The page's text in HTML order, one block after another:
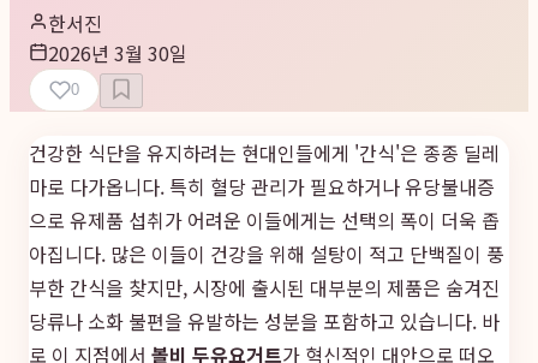
한서진
2026년 3월 30일
0
건강한 식단을 유지하려는 현대인들에게 '간식'은 종종 딜레
마로 다가옵니다. 특히 혈당 관리가 필요하거나 유당불내증
으로 유제품 섭취가 어려운 이들에게는 선택의 폭이 더욱 좁
아집니다. 많은 이들이 건강을 위해 설탕이 적고 단백질이 풍
부한 간식을 찾지만, 시장에 출시된 대부분의 제품은 숨겨진
당류나 소화 불편을 유발하는 성분을 포함하고 있습니다. 바
로 이 지점에서 볼비 두유요거트가 혁신적인 대안으로 떠오